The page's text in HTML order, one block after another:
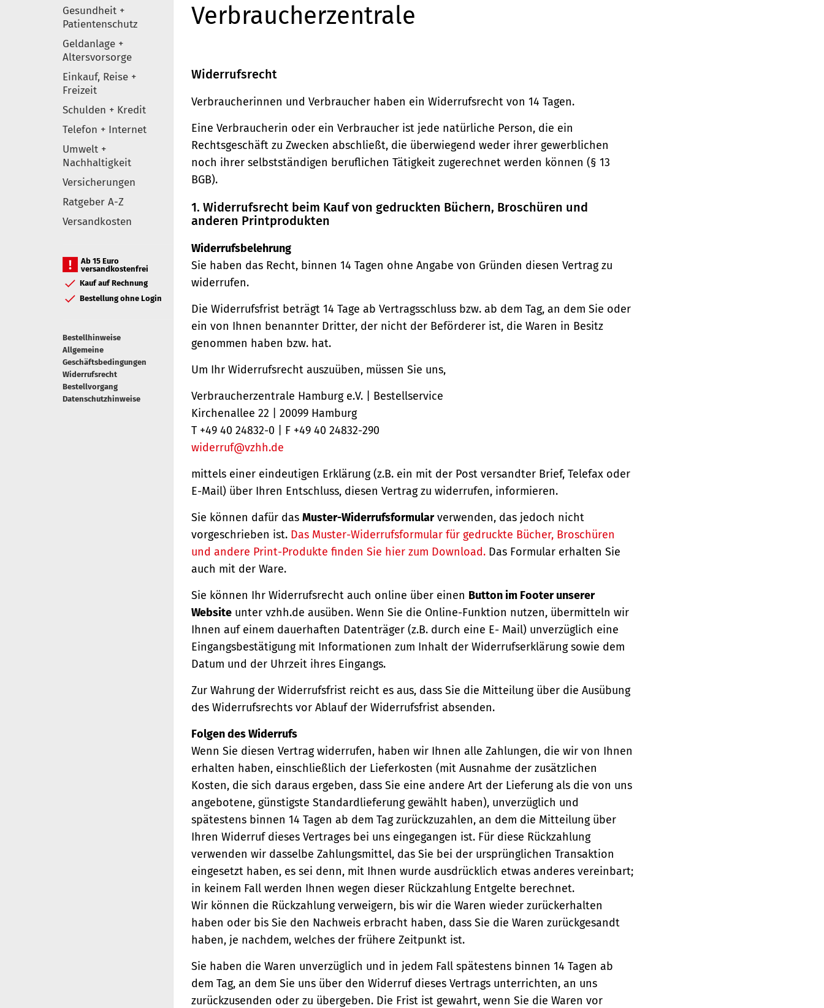
Gesundheit +
Patientenschutz
Geldanlage +
Altersvorsorge
Einkauf, Reise +
Freizeit
Schulden + Kredit
Telefon + Internet
Umwelt +
Nachhaltigkeit
Versicherungen
Ratgeber A-Z
Versandkosten
Ab 15 Euro
versandkostenfrei
Kauf auf Rechnung
Bestellung ohne Login
Bestellhinweise
Allgemeine
Geschäftsbedingungen
Widerrufsrecht
Bestellvorgang
Datenschutzhinweise
Verbraucherzentrale
Widerrufsrecht
Verbraucherinnen und Verbraucher haben ein Widerrufsrecht von 14 Tagen.
Eine Verbraucherin oder ein Verbraucher ist jede natürliche Person, die ein
Rechtsgeschäft zu Zwecken abschließt, die überwiegend weder ihrer gewerblichen
noch ihrer selbstständigen beruflichen Tätigkeit zugerechnet werden können (§ 13
BGB).
1. Widerrufsrecht beim Kauf von gedruckten Büchern, Broschüren und
anderen Printprodukten
Widerrufsbelehrung
Sie haben das Recht, binnen 14 Tagen ohne Angabe von Gründen diesen Vertrag zu
widerrufen.
Die Widerrufsfrist beträgt 14 Tage ab Vertragsschluss bzw. ab dem Tag, an dem Sie oder
ein von Ihnen benannter Dritter, der nicht der Beförderer ist, die Waren in Besitz
genommen haben bzw. hat.
Um Ihr Widerrufsrecht auszuüben, müssen Sie uns,
Verbraucherzentrale Hamburg e.V. | Bestellservice
Kirchenallee 22 | 20099 Hamburg
T +49 40 24832-0 | F +49 40 24832-290
widerruf@vzhh.de
mittels einer eindeutigen Erklärung (z.B. ein mit der Post versandter Brief, Telefax oder
E-Mail) über Ihren Entschluss, diesen Vertrag zu widerrufen, informieren.
Sie können dafür das Muster-Widerrufsformularverwenden, das jedoch nicht
vorgeschrieben ist. Das Muster-Widerrufsformular für gedruckte Bücher, Broschüren
und andere Print-Produkte finden Sie hier zum Download. Das Formular erhalten Sie
auch mit der Ware.
Sie können Ihr Widerrufsrecht auch online über einen Button im Footer unserer
Website unter vzhh.de ausüben. Wenn Sie die Online-Funktion nutzen, übermitteln wir
Ihnen auf einem dauerhaften Datenträger (z.B. durch eine E- Mail) unverzüglich eine
Eingangsbestätigung mit Informationen zum Inhalt der Widerrufserklärung sowie dem
Datum und der Uhrzeit ihres Eingangs.
Zur Wahrung der Widerrufsfrist reicht es aus, dass Sie die Mitteilung über die Ausübung
des Widerrufsrechts vor Ablauf der Widerrufsfrist absenden.
Folgen des Widerrufs
Wenn Sie diesen Vertrag widerrufen, haben wir Ihnen alle Zahlungen, die wir von Ihnen
erhalten haben, einschließlich der Lieferkosten (mit Ausnahme der zusätzlichen
Kosten, die sich daraus ergeben, dass Sie eine andere Art der Lieferung als die von uns
angebotene, günstigste Standardlieferung gewählt haben), unverzüglich und
spätestens binnen 14 Tagen ab dem Tag zurückzuzahlen, an dem die Mitteilung über
Ihren Widerruf dieses Vertrages bei uns eingegangen ist. Für diese Rückzahlung
verwenden wir dasselbe Zahlungsmittel, das Sie bei der ursprünglichen Transaktion
eingesetzt haben, es sei denn, mit Ihnen wurde ausdrücklich etwas anderes vereinbart;
in keinem Fall werden Ihnen wegen dieser Rückzahlung Entgelte berechnet.
Wir können die Rückzahlung verweigern, bis wir die Waren wieder zurückerhalten
haben oder bis Sie den Nachweis erbracht haben, dass Sie die Waren zurückgesandt
haben, je nachdem, welches der frühere Zeitpunkt ist.
Sie haben die Waren unverzüglich und in jedem Fall spätestens binnen 14 Tagen ab
dem Tag, an dem Sie uns über den Widerruf dieses Vertrags unterrichten, an uns
zurückzusenden oder zu übergeben. Die Frist ist gewahrt, wenn Sie die Waren vor